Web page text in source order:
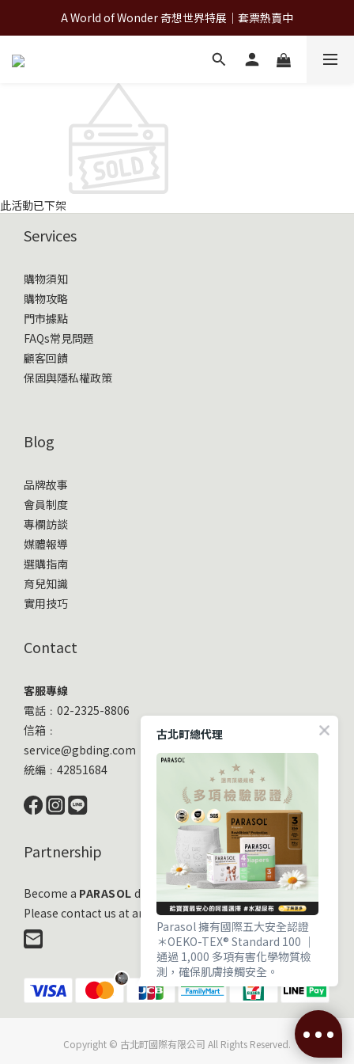
A World of Wonder 奇想世界特展｜套票熱賣中
A World of Wonder 奇想世界特展｜套票熱賣中
古北町總代理官方商城 hegen/PARASOL/färska/Poled/MiaMily
A World of Wonder 奇想世界特展｜套票熱賣中
此活動已下架
Services
購物須知
購物攻略
門市據點
FAQs常見問題
顧客回饋
保固與隱私權政策
Blog
品牌故事
會員制度
專欄訪談
媒體報導
選購指南
育兒知識
實用技巧
Contact
客服專線
電話﹕02-2325-8806
信箱﹕
service@gbding.com
統編﹕42851684
Partnership
Become a PARASOL distribution partner
Please contact us at any time!
Copyright © 古北町國際有限公司 All Rights Reserved.
古北町總代理
Parasol 擁有國際五大安全認證
＊OEKO-TEX® Standard 100 ｜
通過 1,000 多項有害化學物質檢
測，確保肌膚接觸安全。
＊EWG VERIFIED® ｜ 毒理與流行
病學專家嚴審，成分透明且健康。